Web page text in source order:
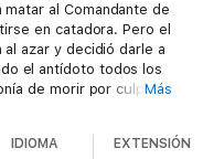
al Comandante de
en catadora. Pero el
azar y decidió darle a
el antídoto todos los
de morir por culpa
unos poderes
Más
IDIOMA EXTENSIÓN